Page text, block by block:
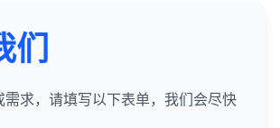
们
需求，请填写以下表单，我们会尽快